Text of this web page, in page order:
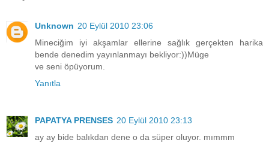
Unknown 20 Eylül 2010 23:06
Mineciğim iyi akşamlar ellerine sağlık gerçekten harika
bende denedim yayınlanmayı bekliyor:))Müge
ve seni öpüyorum.
Yanıtla
PAPATYA PRENSES 20 Eylül 2010 23:13
ay ay bide balıkdan dene o da süper oluyor. mımmm